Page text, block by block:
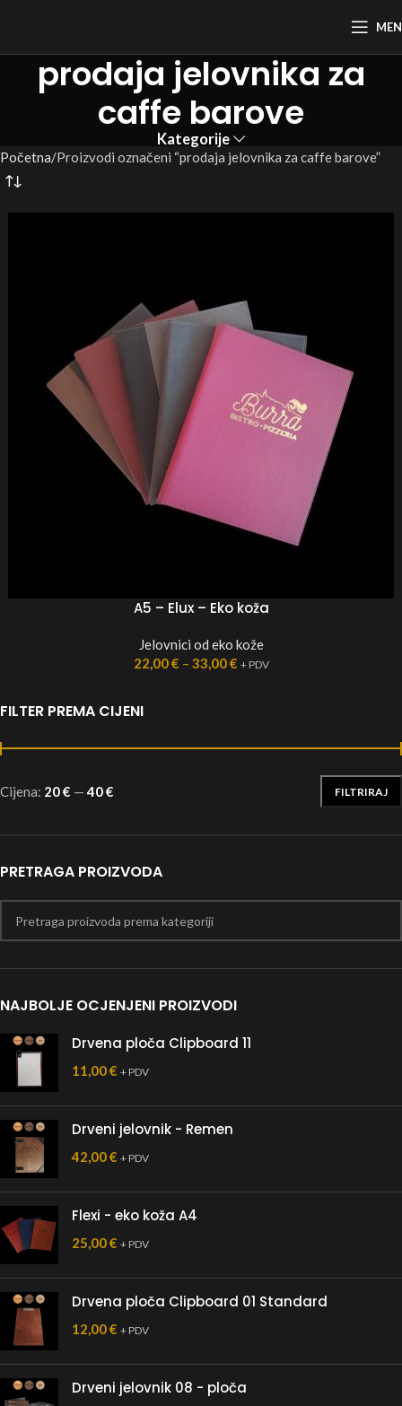
prodaja jelovnika za
caffe barove
Kategorije
FILTER PREMA CIJENI
FILTRIRAJ
Cijena: 20 € —40 €
PRETRAGA PROIZVODA
NAJBOLJE OCJENJENI PROIZVODI
Drvena ploča Clipboard 11
11,00€ + PDV
Drveni jelovnik - Remen
42,00€ + PDV
Flexi - eko koža A4
25,00€ + PDV
Drvena ploča Clipboard 01 Standard
12,00€ + PDV
Drveni jelovnik 08 - ploča
Početna Proizvodi označeni “prodaja jelovnika za caffe barove”
A5 – Elux – Eko koža
Jelovnici od eko kože
22,00€ – 33,00€ + PDV